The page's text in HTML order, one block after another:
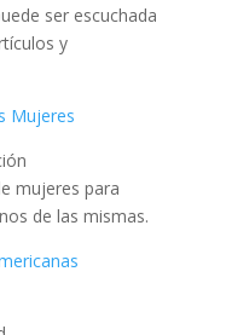
ser escuchada
y
Mujeres
mujeres para
de las mismas.